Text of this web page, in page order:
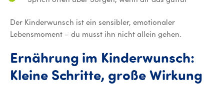
Der Kinderwunsch ist ein sensibler, emotionaler
Lebensmoment – du musst ihn nicht allein gehen.
Ernährung im Kinderwunsch:
Kleine Schritte, große Wirkung